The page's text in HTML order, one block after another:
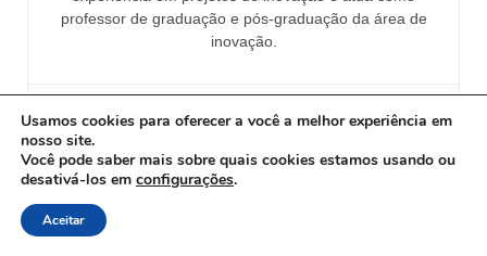
professor de graduação e pós-graduação da área de
inovação.
Compartilhar:
Usamos cookies para oferecer a você a melhor experiência em
nosso site.
Você pode saber mais sobre quais cookies estamos usando ou
desativá-los em configurações.
Aceitar